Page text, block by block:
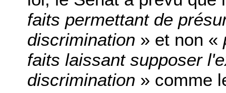
faits permettant de
discrimination » et non «
faits laissant supposer
discrimination » comme